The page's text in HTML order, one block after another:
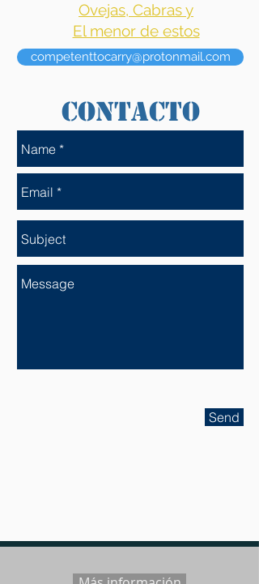
Ovejas, Cabras y
El menor de estos
competenttocarry@protonmail.com
CONTACTO
Send